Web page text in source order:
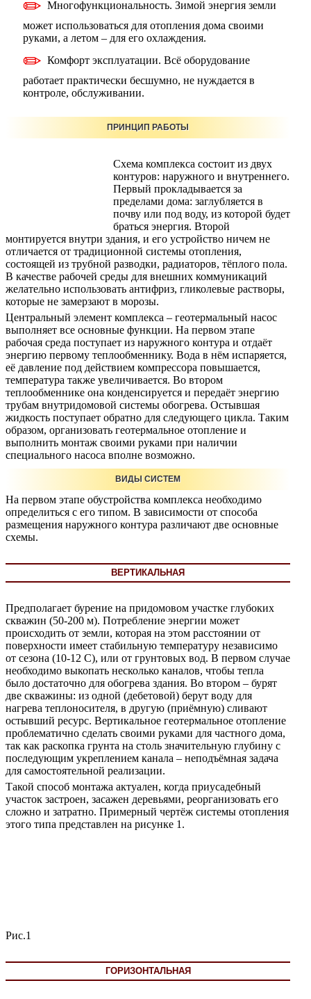
Многофункциональность. Зимой энергия земли
может использоваться для отопления дома своими
руками, а летом – для его охлаждения.
Комфорт эксплуатации. Всё оборудование
работает практически бесшумно, не нуждается в
контроле, обслуживании.
ПРИНЦИП РАБОТЫ
Схема комплекса состоит из двух
контуров: наружного и внутреннего.
Первый прокладывается за
пределами дома: заглубляется в
почву или под воду, из которой будет
браться энергия. Второй
монтируется внутри здания, и его устройство ничем не
отличается от традиционной системы отопления,
состоящей из трубной разводки, радиаторов, тёплого пола.
В качестве рабочей среды для внешних коммуникаций
желательно использовать антифриз, гликолевые растворы,
которые не замерзают в морозы.
Центральный элемент комплекса – геотермальный насос
выполняет все основные функции. На первом этапе
рабочая среда поступает из наружного контура и отдаёт
энергию первому теплообменнику. Вода в нём испаряется,
её давление под действием компрессора повышается,
температура также увеличивается. Во втором
теплообменнике она конденсируется и передаёт энергию
трубам внутридомовой системы обогрева. Остывшая
жидкость поступает обратно для следующего цикла. Таким
образом, организовать геотермальное отопление и
выполнить монтаж своими руками при наличии
специального насоса вполне возможно.
ВИДЫ СИСТЕМ
На первом этапе обустройства комплекса необходимо
определиться с его типом. В зависимости от способа
размещения наружного контура различают две основные
схемы.
ВЕРТИКАЛЬНАЯ
Предполагает бурение на придомовом участке глубоких
скважин (50-200 м). Потребление энергии может
происходить от земли, которая на этом расстоянии от
поверхности имеет стабильную температуру независимо
от сезона (10-12 С), или от грунтовых вод. В первом случае
необходимо выкопать несколько каналов, чтобы тепла
было достаточно для обогрева здания. Во втором – бурят
две скважины: из одной (дебетовой) берут воду для
нагрева теплоносителя, в другую (приёмную) сливают
остывший ресурс. Вертикальное геотермальное отопление
проблематично сделать своими руками для частного дома,
так как раскопка грунта на столь значительную глубину с
последующим укреплением канала – неподъёмная задача
для самостоятельной реализации.
Такой способ монтажа актуален, когда приусадебный
участок застроен, засажен деревьями, реорганизовать его
сложно и затратно. Примерный чертёж системы отопления
этого типа представлен на рисунке 1.
Рис.1
ГОРИЗОНТАЛЬНАЯ